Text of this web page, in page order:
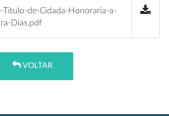
Titulo-de-Cidada-Honoraria-a-
Dias.pdf
VOLTAR